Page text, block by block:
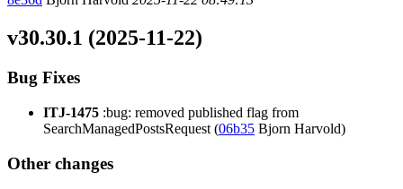
v30.30.1 (2025-11-22)
Bug Fixes
ITJ-1475 :bug: removed published flag from
SearchManagedPostsRequest (06b35 Bjorn Harvold)
Other changes